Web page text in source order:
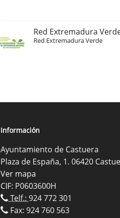
Red Extremadura
Red Extremadura Verde
Información
Ayuntamiento de Castuera
Plaza de España, 1. 06420
Ver mapa
CIF: P0603600H
Telf.:924 772 301
Fax: 924 760 563